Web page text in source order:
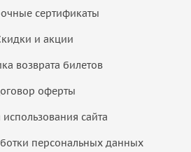
сертификаты
и акции
возврата билетов
оферты
использования сайта
персональных данных